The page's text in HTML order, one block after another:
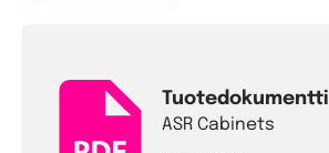
Tuotedokumentti
ASR Cabinets